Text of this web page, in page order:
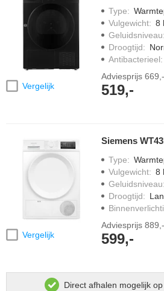
Vergelijk
Type:
Vulgewicht: 8
Geluidsniveau:
Droogtijd:
Antibacterieel:
Adviesprijs 669,-
519,-
Vergelijk
Siemens
Type:
Vulgewicht: 8
Geluidsniveau:
Droogtijd:
Adviesprijs 889,-
599,-
Direct afhalen mogelijk